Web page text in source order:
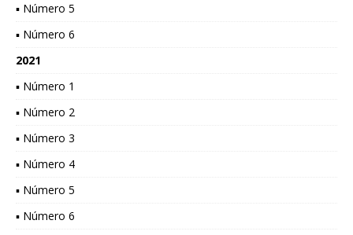
▪ Número 5
▪ Número 6
2021
▪ Número 1
▪ Número 2
▪ Número 3
▪ Número 4
▪ Número 5
▪ Número 6